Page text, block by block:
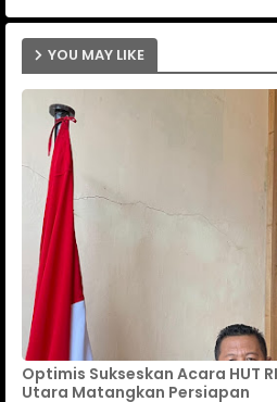
YOU MAY LIKE
Optimis Sukseskan Acara HUT
Utara Matangkan Persiapan